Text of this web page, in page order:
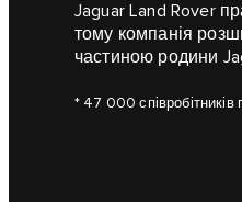
Jaguar Land Rover
тому компанія
частиною родини
* 47 000